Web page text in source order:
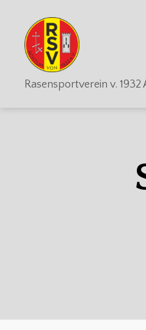
RSV
Achtum
Rasensportverein v. 1932